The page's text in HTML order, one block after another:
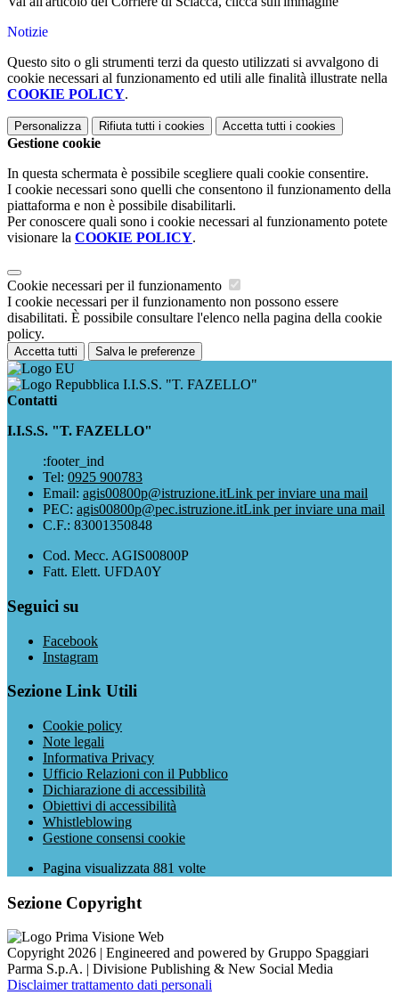
Notizie
Questo sito o gli strumenti terzi da questo utilizzati si avvalgono di
cookie necessari al funzionamento ed utili alle finalità illustrate nella
COOKIE POLICY.
Personalizza Rifiuta tutti i cookies Accetta tutti i cookies
Gestione cookie
In questa schermata è possibile scegliere quali cookie consentire.
I cookie necessari sono quelli che consentono il funzionamento della
piattaforma e non è possibile disabilitarli.
Per conoscere quali sono i cookie necessari al funzionamento potete
visionare la COOKIE POLICY.
Cookie necessari per il funzionamento
I cookie necessari per il funzionamento non possono essere
disabilitati. È possibile consultare l'elenco nella pagina della cookie
policy.
Accetta tutti Salva le preferenze
I.I.S.S. "T. FAZELLO"
Contatti
I.I.S.S. "T. FAZELLO"
:footer_ind
Tel: 0925 900783
Email: agis00800p@istruzione.itLink per inviare una mail
PEC: agis00800p@pec.istruzione.itLink per inviare una mail
C.F.: 83001350848
Cod. Mecc. AGIS00800P
Fatt. Elett. UFDA0Y
Seguici su
Facebook
Instagram
Sezione Link Utili
Cookie policy
Note legali
Informativa Privacy
Ufficio Relazioni con il Pubblico
Dichiarazione di accessibilità
Obiettivi di accessibilità
Whistleblowing
Gestione consensi cookie
Pagina visualizzata 881 volte
Sezione Copyright
Copyright 2026 | Engineered and powered by Gruppo Spaggiari
Parma S.p.A. | Divisione Publishing & New Social Media
Disclaimer trattamento dati personali